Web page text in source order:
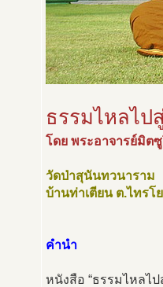
ธรรมไหลไป
โดย พระอาจารย์มิต
วัดป่าสุนันทวนาราม
บ้านท่าเตียน ต.ไทรโ
คำนำ
หนังสือ “ธรรมไหลไ